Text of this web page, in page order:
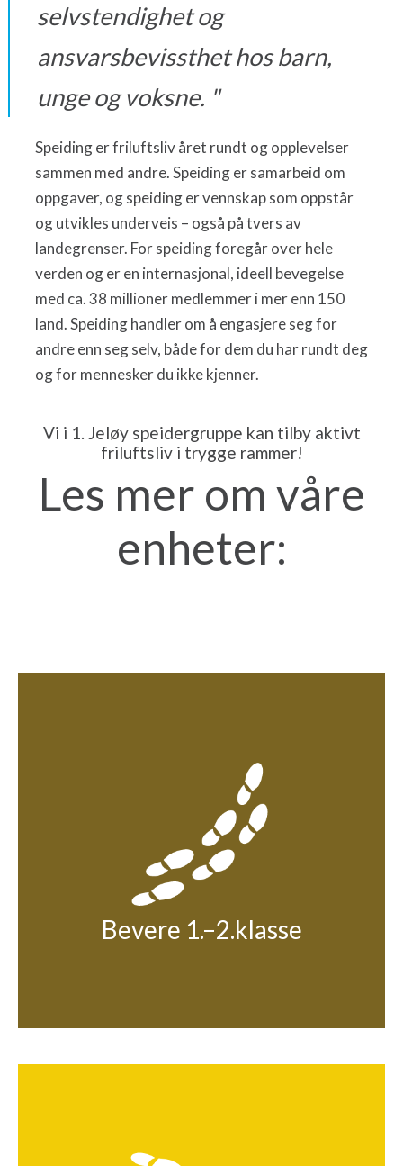
selvstendighet og
ansvarsbevissthet hos barn,
unge og voksne.
Speiding er friluftsliv året rundt og opplevelser
sammen med andre. Speiding er samarbeid om
oppgaver, og speiding er vennskap som oppstår
og utvikles underveis – også på tvers av
landegrenser. For speiding foregår over hele
verden og er en internasjonal, ideell bevegelse
med ca. 38 millioner medlemmer i mer enn 150
land. Speiding handler om å engasjere seg for
andre enn seg selv, både for dem du har rundt deg
og for mennesker du ikke kjenner.
Vi i 1. Jeløy speidergruppe kan tilby aktivt
friluftsliv i trygge rammer!
Les mer om våre
enheter:
Bevere 1.–2.klasse